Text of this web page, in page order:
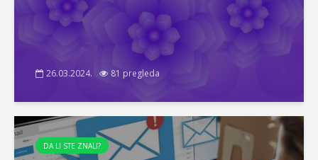
26.03.2024. 81 pregleda
DA LI STE ZNALI?